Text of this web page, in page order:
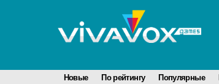
Новые По рейтингу Популярные